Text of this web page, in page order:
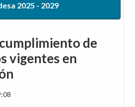
2025 - 2029
de
vigentes en